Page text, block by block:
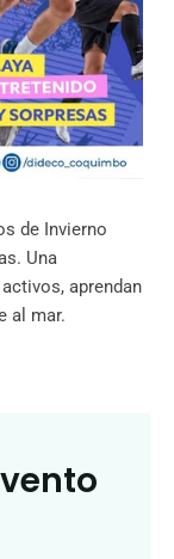
de Invierno
Una
aprendan
al mar.